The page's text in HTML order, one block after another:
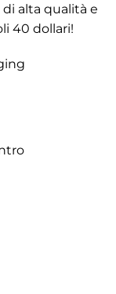
alta qualità e
40 dollari!